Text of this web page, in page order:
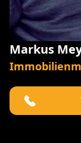
Markus